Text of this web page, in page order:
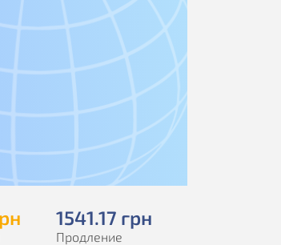
1541.17 грн
Продление